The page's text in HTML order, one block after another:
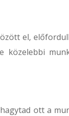
el,
ott a